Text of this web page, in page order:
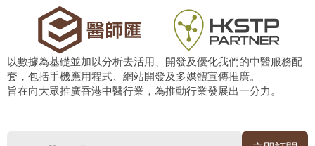
以數據為基礎並加以分析去活用、開發及優化我們的中醫服務配
套，包括手機應用程式、網站開發及多媒體宣傳推廣。
旨在向大眾推廣香港中醫行業，為推動行業發展出一分力。